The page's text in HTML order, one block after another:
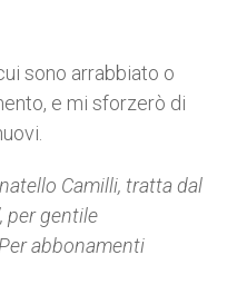
sono arrabbiato o
e mi sforzerò di
Camilli, tratta dal
per gentile
abbonamenti